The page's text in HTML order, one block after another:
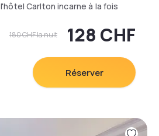
Carlton incarne à la fois
humaine met à la disposition
au décor cosy et raffiné,
"Elite" ultra confortable et
palaces suisses.
portes en mai 2015 après 8 ans
180 CHFla nuit 128 CHF
Réserver